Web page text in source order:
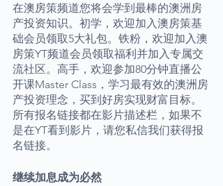
在澳房策频道您将会学到最棒的澳洲房
产投资知识。初学，欢迎加入澳房策基
础会员领取5大礼包。铁粉，欢迎加入澳
房策YT频道会员领取福利并加入专属交
流社区。高手，欢迎参加80分钟直播公
开课Master Class，学习最有效的澳洲房
产投资理念，买到好房实现财富目标。
所有报名链接都在影片描述栏，如果不
是在YT看到影片，请您私信我们获得报
名链接。
继续加息成为必然